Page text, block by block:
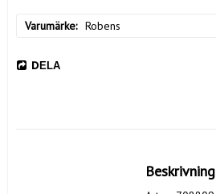
Varumärke Robens
DELA
Beskrivning